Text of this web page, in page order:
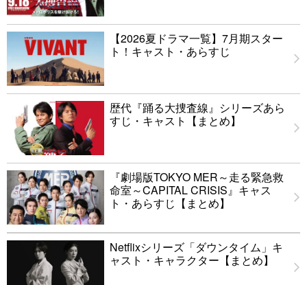
【2026夏ドラマ一覧】7月期スター
ト！キャスト・あらすじ
歴代『踊る大捜査線』シリーズあら
すじ・キャスト【まとめ】
『劇場版TOKYO MER～走る緊急救
命室～CAPITAL CRISIS』キャス
ト・あらすじ【まとめ】
Netflixシリーズ「ダウンタイム」キ
ャスト・キャラクター【まとめ】